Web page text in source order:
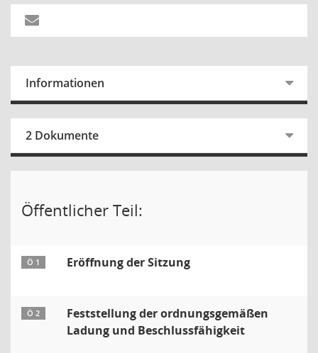
Informationen
2 Dokumente
Öffentlicher Teil:
Ö 1 Eröffnung der Sitzung
Ö 2
Feststellung der ordnungsgemäßen
Ladung und Beschlussfähigkeit